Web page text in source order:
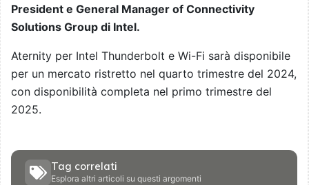
President e General Manager of Connectivity
Solutions Group di Intel.
Aternity per Intel Thunderbolt e Wi-Fi sarà disponibile
per un mercato ristretto nel quarto trimestre del 2024,
con disponibilità completa nel primo trimestre del
2025.
Tag correlati
Esplora altri articoli su questi argomenti